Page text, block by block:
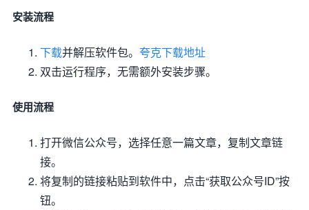
安装流程
下载并解压软件包。 夸克下载地址
双击运行程序，无需额外安装步骤。
使用流程
打开微信公众号，选择任意一篇文章，复制文章链
接。
将复制的链接粘贴到软件中，点击“获取公众号ID”按
钮。